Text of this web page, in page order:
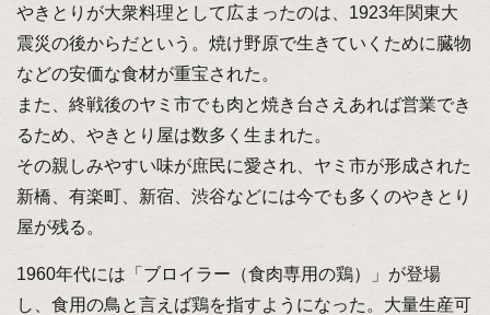
やきとりが大衆料理として広まったのは、1923年関東大
震災の後からだという。焼け野原で生きていくために臓物
などの安価な食材が重宝された。
また、終戦後のヤミ市でも肉と焼き台さえあれば営業でき
るため、やきとり屋は数多く生まれた。
その親しみやすい味が庶民に愛され、ヤミ市が形成された
新橋、有楽町、新宿、渋谷などには今でも多くのやきとり
屋が残る。
1960年代には「ブロイラー（食肉専用の鶏）」が登場
し、食用の鳥と言えば鶏を指すようになった。大量生産可